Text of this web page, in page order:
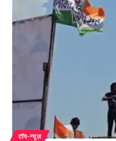
टॉप-न्यूज़